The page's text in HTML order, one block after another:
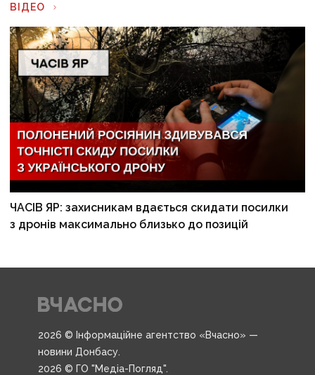
ВІДЕО
ЧАСІВ ЯР: захисникам вдається скидати посилки
з дронів максимально близько до позицій
2026 © Інформаційне агентство «Вчасно» —
новини Донбасу.
2026 © ГО "Медіа-Погляд".